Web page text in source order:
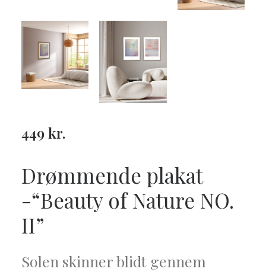
449kr.
Drømmende plakat
-“Beauty of Nature NO.
II”
Solen skinner blidt gennem